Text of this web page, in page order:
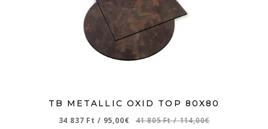
TB METALLIC OXID TOP 80X80
34 837 Ft / 95,00€ 41 805 Ft/ 114,00€